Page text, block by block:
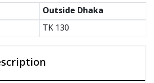
Outside Dhaka
TK 130